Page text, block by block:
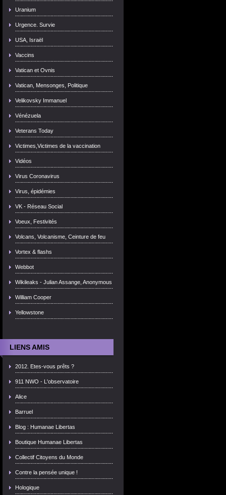
Uranium
Urgence. Survie
USA, Israël
Vaccins
Vatican et Ovnis
Vatican, Mensonges, Politique
Velikovsky Immanuel
Vénézuela
Veterans Today
Victimes,Victimes de la vaccination
Vidéos
Virus Coronavirus
Virus, épidémies
VK - Réseau Social
Voeux, Festivités
Volcans, Volcanisme, Ceinture de feu
Vortex & flashs
Webbot
Wikileaks - Julian Assange, Anonymous
William Cooper
Yellowstone
LIENS AMIS
2012. Etes-vous prêts ?
911 NWO - L'observatoire
Alice
Barruel
Blog : Humanae Libertas
Boutique Humanae Libertas
Collectif Citoyens du Monde
Contre la pensée unique !
Hologique